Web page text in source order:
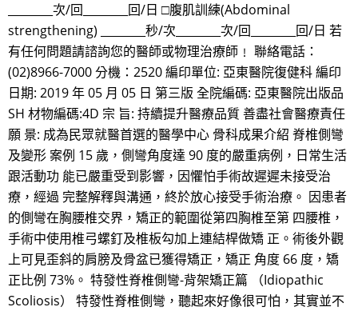
________次/回________回/日 □腹肌訓練(Abdominal
strengthening) ________秒/次________次/回________回/日 若
有任何問題請諮詢您的醫師或物理治療師﹗ 聯絡電話：
(02)8966-7000 分機：2520 編印單位: 亞東醫院復健科 編印
日期: 2019 年 05 月 05 日 第三版 全院編碼: 亞東醫院出版品
SH 材物編碼:4D 宗 旨: 持續提升醫療品質 善盡社會醫療責任
願 景: 成為民眾就醫首選的醫學中心 骨科成果介紹 脊椎側彎
及變形 案例 15 歲，側彎角度達 90 度的嚴重病例，日常生活
跟活動功 能已嚴重受到影響，因懼怕手術故遲遲未接受治
療，經過 完整解釋與溝通，終於放心接受手術治療。 因患者
的側彎在胸腰椎交界，矯正的範圍從第四胸椎至第 四腰椎，
手術中使用椎弓螺釘及椎板勾加上連結桿做矯 正。術後外觀
上可見歪斜的肩膀及骨盆已獲得矯正，矯正 角度 66 度，矯
正比例 73%。 特發性脊椎側彎-背架矯正篇 （Idiopathic
Scoliosis） 特發性脊椎側彎，聽起來好像很可怕，其實並不